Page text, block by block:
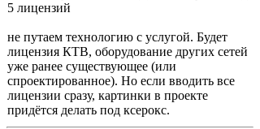
5 лицензий
не путаем технологию с услугой. Будет
лицензия КТВ, оборудование других сетей
уже ранее существующее (или
спроектированное). Но если вводить все
лицензии сразу, картинки в проекте
придётся делать под ксерокс.